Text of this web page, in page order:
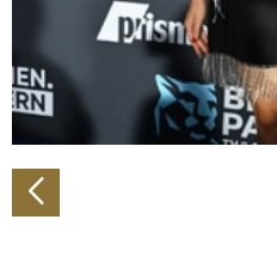
analysieren. Außerdem
Verwendung unserer
soziale Medien, Werbung
Partner führen diese
weiteren Daten zusammen,
gesammelt haben.